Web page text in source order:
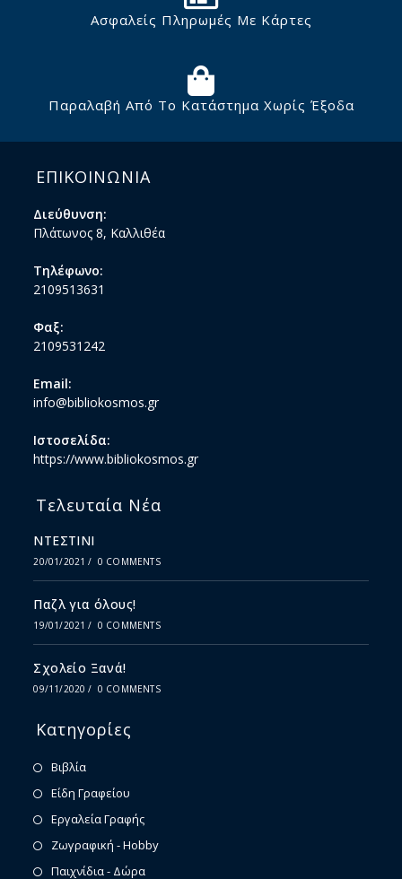
Ασφαλείς Πληρωμές Με Κάρτες
Παραλαβή Από Το Κατάστημα Χωρίς Έξοδα
ΕΠΙΚΟΙΝΩΝΙΑ
Διεύθυνση:
Πλάτωνος 8, Καλλιθέα
Τηλέφωνο:
2109513631
Φαξ:
2109531242
Email:
info@bibliokosmos.gr
Ιστοσελίδα:
https://www.bibliokosmos.gr
Τελευταία Νέα
ΝΤΕΣΤΙΝΙ
20/01/2021 / 0 COMMENTS
Παζλ για όλους!
19/01/2021 / 0 COMMENTS
Σχολείο Ξανά!
09/11/2020 / 0 COMMENTS
Κατηγορίες
Βιβλία
Είδη Γραφείου
Εργαλεία Γραφής
Ζωγραφική - Hobby
Παιχνίδια - Δώρα